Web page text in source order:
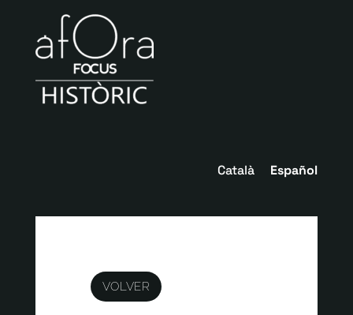
Català Español
VOLVER